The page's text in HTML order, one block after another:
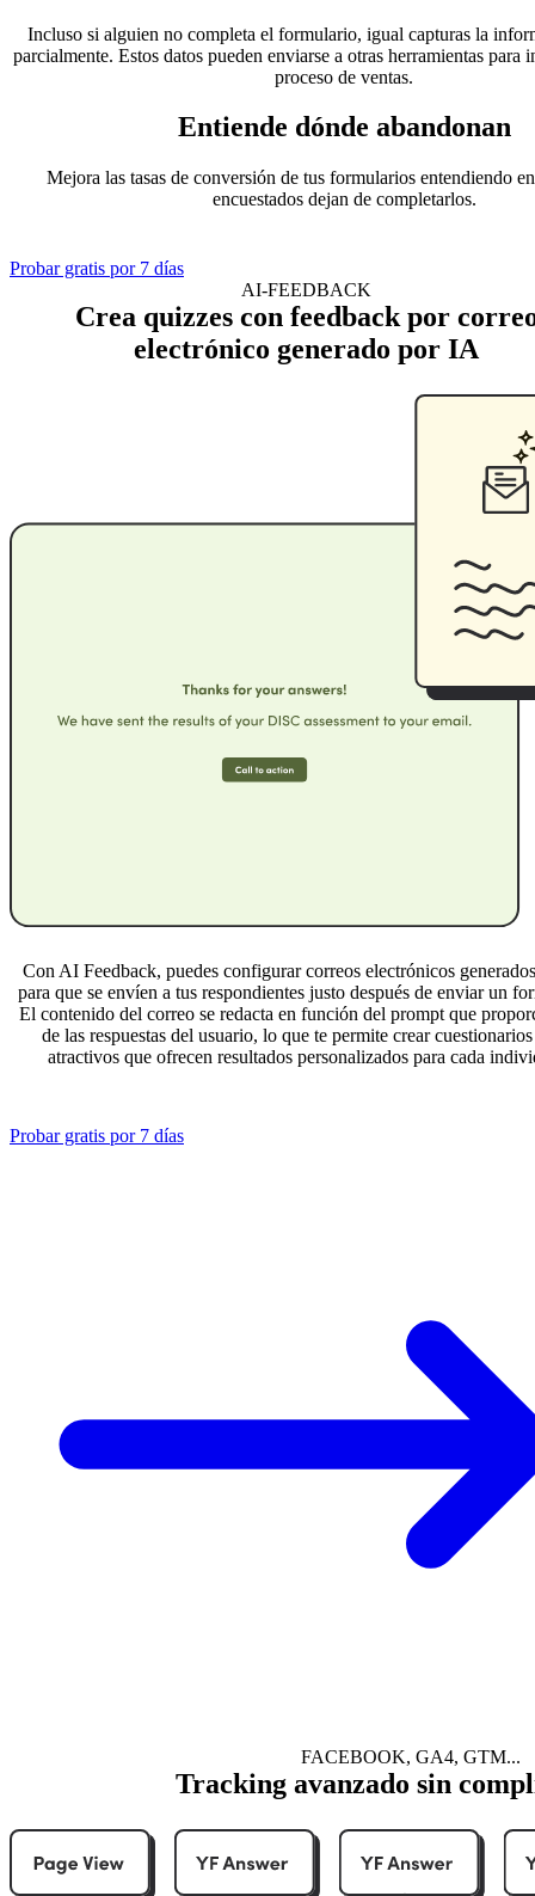
Incluso si alguien no completa el formulario, igual capturas la
parcialmente. Estos datos pueden enviarse a otras herramientas para
proceso de ventas.
Entiende dónde abandonan
Mejora las tasas de conversión de tus formularios entendiendo
encuestados dejan de completarlos.
Probar gratis por 7 días
AI-FEEDBACK
Crea quizzes con feedback por
electrónico generado por IA
Con AI Feedback, puedes configurar correos electrónicos
para que se envíen a tus respondientes justo después de enviar un
El contenido del correo se redacta en función del prompt que
de las respuestas del usuario, lo que te permite crear
atractivos que ofrecen resultados personalizados para cada
Probar gratis por 7 días
FACEBOOK, GA4, GTM...
Tracking avanzado sin